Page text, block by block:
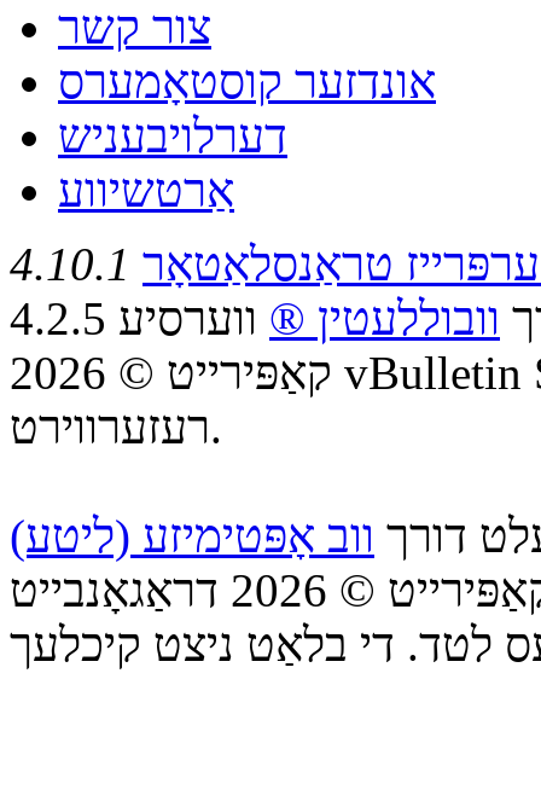
צור קשר
אונדזער קוסטאָמערס
דערלויבעניש
אַרטשיווע
טראַנסלאַטאָר 4.10.1
וובוללעטין ® ווערסיע 4.2.5
קאַפּירייט © 2026 vBulletin Solutions Inc. אַלע רעכטן
רעזערווירט.
דורך ווב אָפּטימיזע (ליטע)
קאַפּירייט © 2026 דראַגאָנבייט